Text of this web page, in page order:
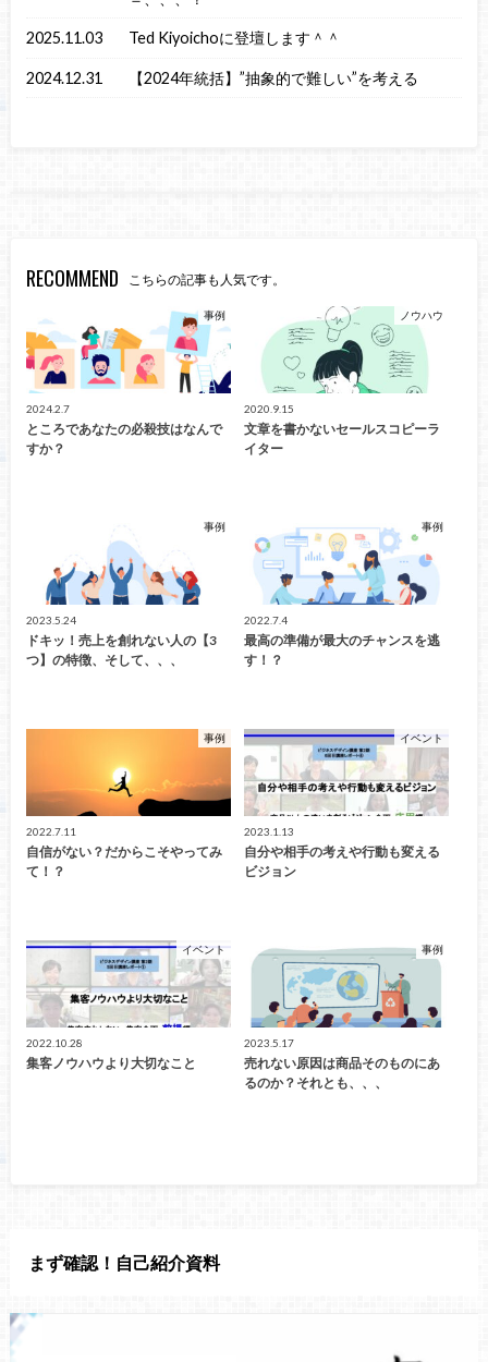
2025.11.03 Ted Kiyoichoに登壇します＾＾
2024.12.31 【2024年統括】”抽象的で難しい”を考える
RECOMMEND こちらの記事も人気です。
事例
2024.2.7
ところであなたの必殺技はなんで
すか？
ノウハウ
2020.9.15
文章を書かないセールスコピーラ
イター
事例
2023.5.24
ドキッ！売上を創れない人の【3
つ】の特徴、そして、、、
事例
2022.7.4
最高の準備が最大のチャンスを逃
す！？
事例
2022.7.11
自信がない？だからこそやってみ
て！？
イベント
2023.1.13
自分や相手の考えや行動も変える
ビジョン
イベント
2022.10.28
集客ノウハウより大切なこと
事例
2023.5.17
売れない原因は商品そのものにあ
るのか？それとも、、、
まず確認！自己紹介資料